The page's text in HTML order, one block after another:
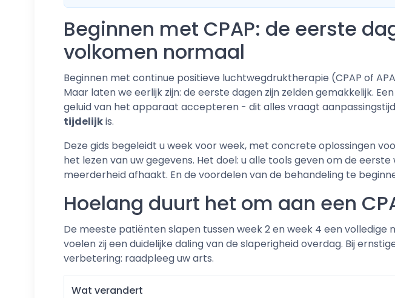
Beginnen met CPAP: de eerste
volkomen normaal
Beginnen met continue positieve luchtwegdruktherapie (CPAP of
Maar laten we eerlijk zijn: de eerste dagen zijn zelden gemakkelijk.
geluid van het apparaat accepteren - dit alles vraagt
tijdelijkis.
Deze gids begeleidt u week voor week, met concrete oplossingen
het lezen van uw gegevens. Het doel: u alle tools geven om de
meerderheid afhaakt. En de voordelen van de behandeling te
Hoelang duurt het om aan een
De meeste patiënten slapen tussen week 2 en week 4 een
voelen zij een duidelijke daling van de slaperigheid overdag. Bij
verbetering: raadpleeg uw arts.
Wat verandert